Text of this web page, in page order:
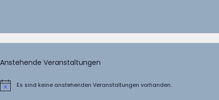
Anstehende Veranstaltungen
HinweisEs sind keine anstehenden Veranstaltungen vorhanden.